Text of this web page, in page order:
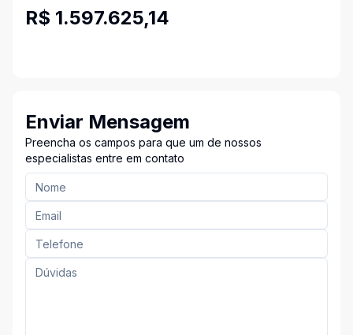
R$ 1.597.625,14
Enviar Mensagem
Preencha os campos para que um de nossos
especialistas entre em contato